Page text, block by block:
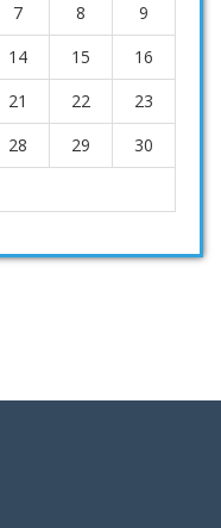
7 8
9
14 15
16
21 22
23
28 29
30